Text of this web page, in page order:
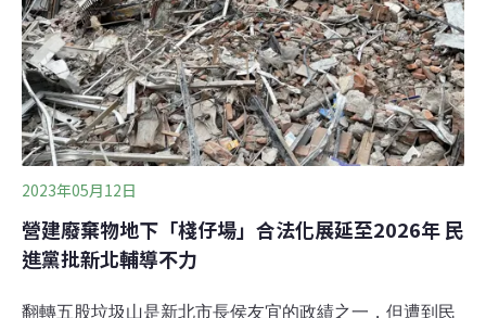
2023年05月12日
營建廢棄物地下「棧仔場」合法化展延至2026年 民
進黨批新北輔導不力
翻轉五股垃圾山是新北市長侯友宜的政績之一，但遭到民